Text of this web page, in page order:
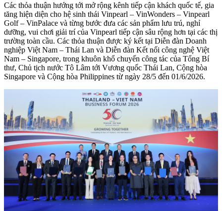
Các thỏa thuận hướng tới mở rộng kênh tiếp cận khách quốc tế, gia
tăng hiện diện cho hệ sinh thái Vinpearl – VinWonders – Vinpearl
Golf – VinPalace và từng bước đưa các sản phẩm lưu trú, nghỉ
dưỡng, vui chơi giải trí của Vinpearl tiếp cận sâu rộng hơn tại các thị
trường toàn cầu. Các thỏa thuận được ký kết tại Diễn đàn Doanh
nghiệp Việt Nam – Thái Lan và Diễn đàn Kết nối công nghệ Việt
Nam – Singapore, trong khuôn khổ chuyến công tác của Tổng Bí
thư, Chủ tịch nước Tô Lâm tới Vương quốc Thái Lan, Cộng hòa
Singapore và Cộng hòa Philippines từ ngày 28/5 đến 01/6/2026.